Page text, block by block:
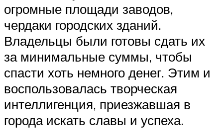
огромные площади заводов,
чердаки городских зданий.
Владельцы были готовы сдать их
за минимальные суммы, чтобы
спасти хоть немного денег. Этим и
воспользовалась творческая
интеллигенция, приезжавшая в
города искать славы и успеха.